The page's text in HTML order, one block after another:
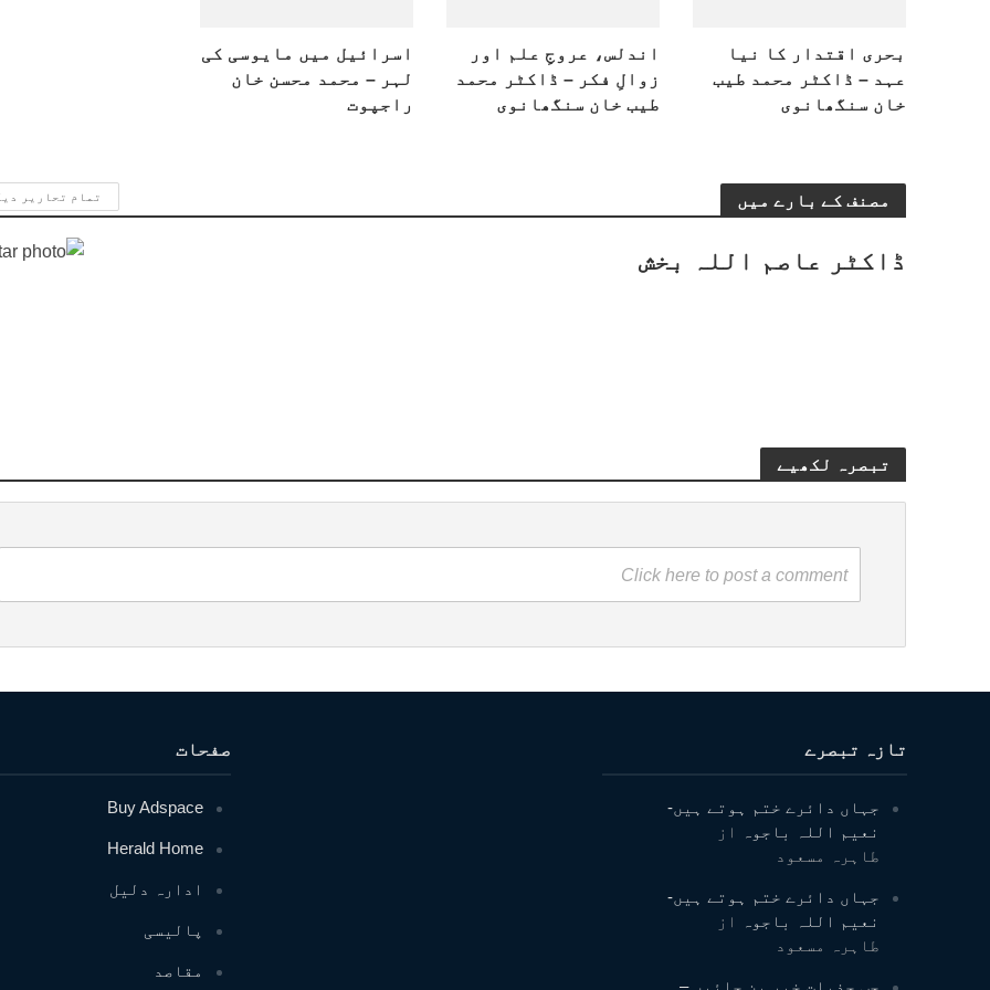
بحری اقتدار کا نیا
عہد – ڈاکٹر محمد طیب
خان سنگھانوی
اندلس، عروجِ علم اور
زوالِ فکر – ڈاکٹر محمد
طیب خان سنگھانوی
اسرائیل میں مایوسی کی
لہر – محمد محسن خان
راجپوت
مصنف کے بارے میں تمام تحاریر
ڈاکٹر عاصم اللہ بخش
تبصرہ لکھیے
Click here to post a comment
صفحات
Buy Adspace
Herald Home
ادارہ دلیل
پالیسی
مقاصد
تازہ تبصرے
جہاں دائرے ختم ہوتے ہیں-
نعیم اللہ باجوہ
از
طاہرہ مسعود
جہاں دائرے ختم ہوتے ہیں-
نعیم اللہ باجوہ
از
طاہرہ مسعود
جب جذبات خبر بن جائیں –